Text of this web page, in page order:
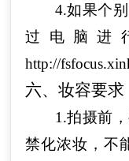
4.如果个
过电脑进
http://
六、妆容要求
1.拍摄前
禁化浓妆，不